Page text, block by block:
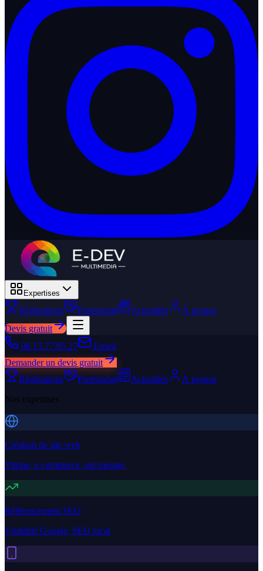
Expertises
Réalisations Partenariat Actualités
À propos
Devis gratuit
06.15.77.85.27
Email
Demander un devis gratuit
Réalisations
Partenariat Actualités
À propos
Nos expertises
Création de site web
Vitrine, e-commerce, sur-mesure
Référencement SEO
Visibilité Google, SEO local